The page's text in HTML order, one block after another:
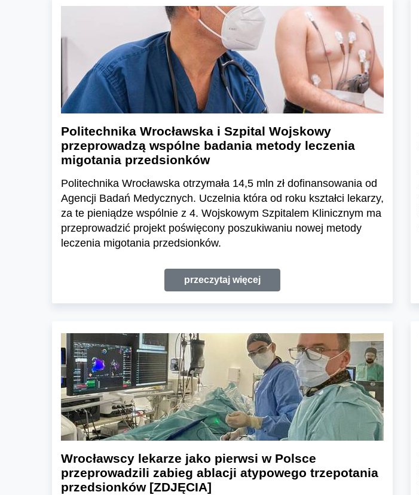
Politechnika Wrocławska i Szpital Wojskowy
przeprowadzą wspólne badania metody leczenia
migotania przedsionków
Politechnika Wrocławska otrzymała 14,5 mln zł dofinansowania od
Agencji Badań Medycznych. Uczelnia która od roku kształci lekarzy,
za te pieniądze wspólnie z 4. Wojskowym Szpitalem Klinicznym ma
przeprowadzić projekt poświęcony poszukiwaniu nowej metody
leczenia migotania przedsionków.
przeczytaj więcej
Wrocławscy lekarze jako pierwsi w Polsce
przeprowadzili zabieg ablacji atypowego trzepotania
przedsionków [ZDJĘCIA]